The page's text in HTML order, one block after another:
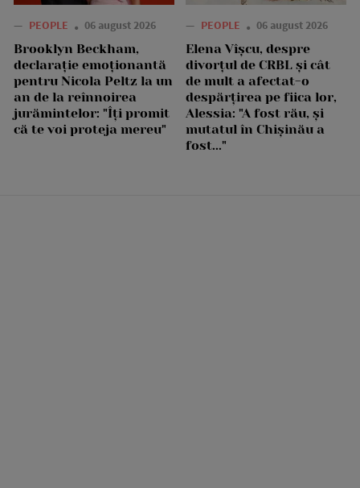
— PEOPLE 06 august 2026
Brooklyn Beckham,
declarație emoționantă
pentru Nicola Peltz la un
an de la reînnoirea
jurămintelor: "Îți promit
că te voi proteja mereu"
— PEOPLE 06 august 2026
Elena Vîșcu, despre
divorțul de CRBL și cât
de mult a afectat-o
despărțirea pe fiica lor,
Alessia: "A fost rău, și
mutatul în Chișinău a
fost..."